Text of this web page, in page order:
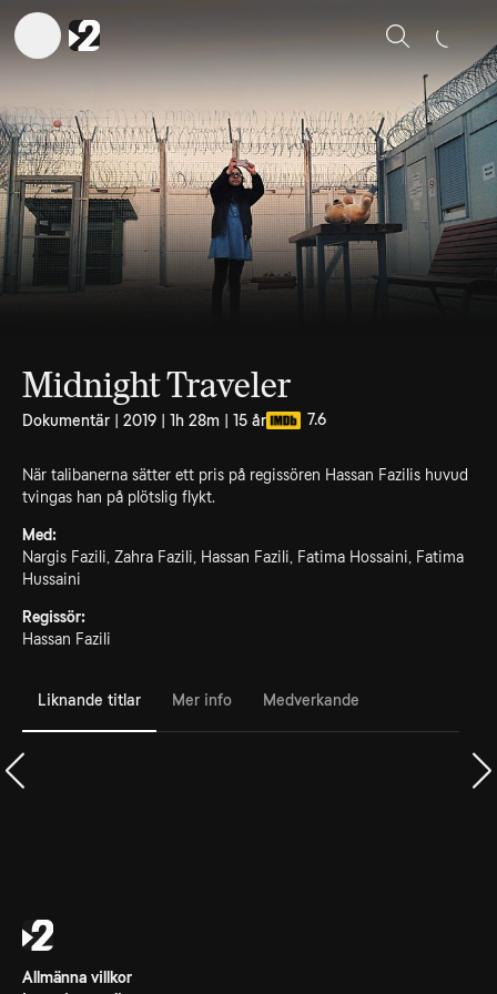
Sök
Midnight Traveler
Dokumentär | 2019 | 1h 28m | 15 år 7.6
När talibanerna sätter ett pris på regissören Hassan Fazilis huvud
tvingas han på plötslig flykt.
Med:
Nargis Fazili, Zahra Fazili, Hassan Fazili, Fatima Hossaini, Fatima
Hussaini
Regissör:
Hassan Fazili
Liknande titlar Mer info Medverkande
Allmänna villkor